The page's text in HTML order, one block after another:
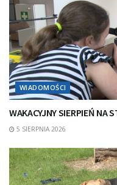
WIADOMOŚCI
WAKACYJNY SIERPIEŃ NA
5 SIERPNIA 2026